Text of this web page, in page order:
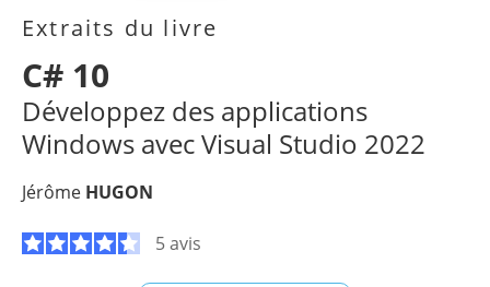
Extraits du livre
C# 10
Développez des applications
Windows avec Visual Studio 2022
Jérôme HUGON
5 avis